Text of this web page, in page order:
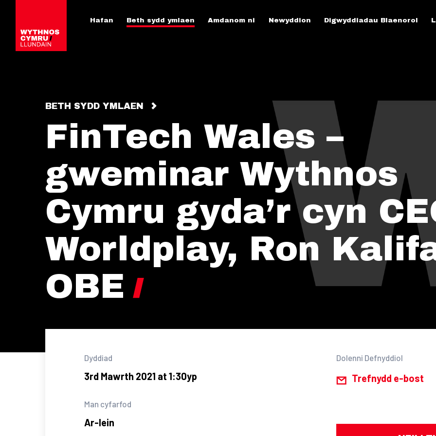
Hafan Beth sydd ymlaen Amdanom ni Newyddion Digwyddiadau Blaenorol
BETH SYDD YMLAEN
FinTech Wales –
gweminar Wythnos
Cymru gyda’r cyn
Worldplay, Ron
OBE
Dyddiad
3rd Mawrth 2021 at 1:30yp
Man cyfarfod
Ar-lein
Dolenni Defnyddiol
Trefnydd e-bost